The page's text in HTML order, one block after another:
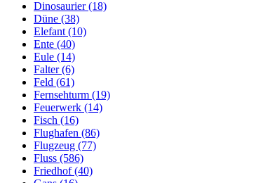
Dinosaurier (18)
Düne (38)
Elefant (10)
Ente (40)
Eule (14)
Falter (6)
Feld (61)
Fernsehturm (19)
Feuerwerk (14)
Fisch (16)
Flughafen (86)
Flugzeug (77)
Fluss (586)
Friedhof (40)